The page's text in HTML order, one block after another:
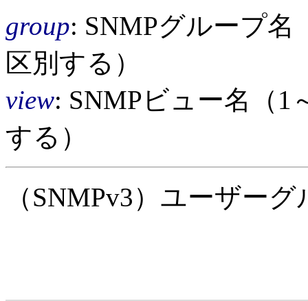
group: SNMPグループ名
区別する）
view: SNMPビュー名（1
する）
（SNMPv3）ユーザー